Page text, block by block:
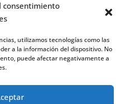
consentimiento
utilizamos tecnologías como las
a la información del dispositivo. No
puede afectar negativamente a
y te